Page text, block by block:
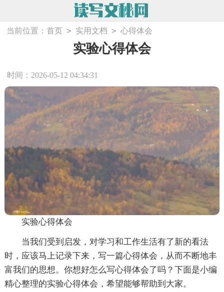
当前位置：首页 > 实用文档 > 心得体会
实验心得体会
时间：2026-05-12 04:34:31
实验心得体会
当我们受到启发，对学习和工作生活有了新的看法
时，应该马上记录下来，写一篇心得体会，从而不断地丰
富我们的思想。你想好怎么写心得体会了吗？下面是小编
精心整理的实验心得体会，希望能够帮助到大家。